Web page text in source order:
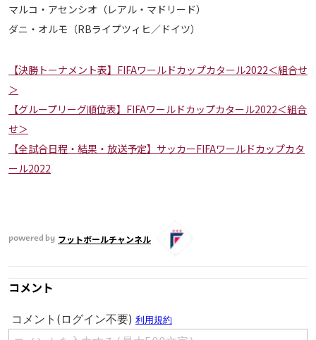
Share
マルコ・アセンシオ（レアル・マドリード）
ダニ・オルモ（RBライプツィヒ／ドイツ）
【決勝トーナメント表】FIFAワールドカップカタール2022＜組合せ
＞
【グループリーグ順位表】FIFAワールドカップカタール2022＜組合
せ＞
【全試合日程・結果・放送予定】サッカーFIFAワールドカップカタ
ール2022
powered by フットボールチャンネル
コメント